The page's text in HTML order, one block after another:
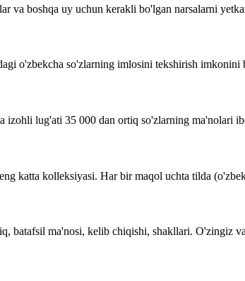
va boshqa uy uchun kerakli bo'lgan narsalarni
o'zbekcha so'zlarning imlosini tekshirish
izohli lug'ati 35 000 dan ortiq so'zlarning ma'nolari
katta kolleksiyasi. Har bir maqol uchta tilda
batafsil ma'nosi, kelib chiqishi, shakllari. O'zingiz